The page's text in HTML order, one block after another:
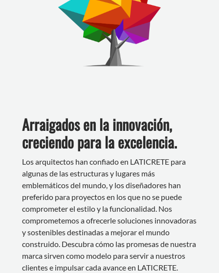
Arraigados en la innovación,
creciendo para la excelencia.
Los arquitectos han confiado en LATICRETE para
algunas de las estructuras y lugares más
emblemáticos del mundo, y los diseñadores han
preferido para proyectos en los que no se puede
comprometer el estilo y la funcionalidad. Nos
comprometemos a ofrecerle soluciones innovadoras
y sostenibles destinadas a mejorar el mundo
construido. Descubra cómo las promesas de nuestra
marca sirven como modelo para servir a nuestros
clientes e impulsar cada avance en LATICRETE.